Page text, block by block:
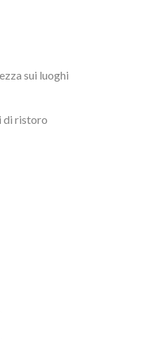
sui luoghi
di ristoro